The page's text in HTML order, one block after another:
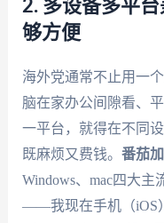
2. 多设备多平
够方便
海外党通常不止用一
脑在家办公间隙看、
一平台，就得在不同
既麻烦又费钱。 番茄
Windows、mac四大
——我现在手机（iOS